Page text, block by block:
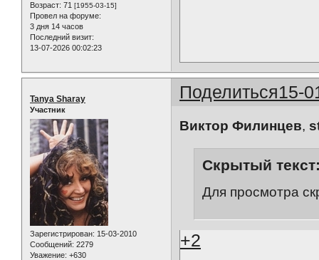
Возраст: 71 [1955-03-15]
Провел на форуме:
3 дня 14 часов
Последний визит:
13-07-2026 00:02:23
Поделиться15-
Tanya Sharay
Участник
Зарегистрирован: 15-03-2010
Сообщений: 2279
Уважение: +630
Виктор Филинцев,
Скрытый
Для просмотра
+2